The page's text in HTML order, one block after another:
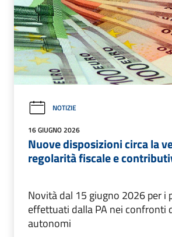
NOTIZIE
16 GIUGNO 2026
Nuove disposizioni circa la
regolarità fiscale e
Novità dal 15 giugno 2026 per i
effettuati dalla PA nei confronti
autonomi